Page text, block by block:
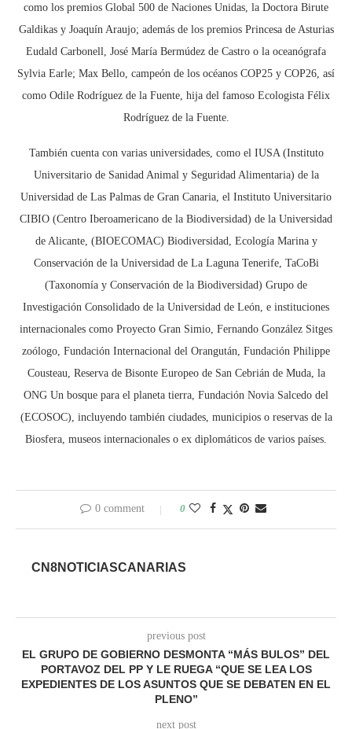
como los premios Global 500 de Naciones Unidas, la Doctora Birute
Galdikas y Joaquín Araujo; además de los premios Princesa de Asturias
Eudald Carbonell, José María Bermúdez de Castro o la oceanógrafa
Sylvia Earle; Max Bello, campeón de los océanos COP25 y COP26, así
como Odile Rodríguez de la Fuente, hija del famoso Ecologista Félix
Rodríguez de la Fuente.
También cuenta con varias universidades, como el IUSA (Instituto
Universitario de Sanidad Animal y Seguridad Alimentaria) de la
Universidad de Las Palmas de Gran Canaria, el Instituto Universitario
CIBIO (Centro Iberoamericano de la Biodiversidad) de la Universidad
de Alicante, (BIOECOMAC) Biodiversidad, Ecología Marina y
Conservación de la Universidad de La Laguna Tenerife, TaCoBi
(Taxonomía y Conservación de la Biodiversidad) Grupo de
Investigación Consolidado de la Universidad de León, e instituciones
internacionales como Proyecto Gran Simio, Fernando González Sitges
zoólogo, Fundación Internacional del Orangután, Fundación Philippe
Cousteau, Reserva de Bisonte Europeo de San Cebrián de Muda, la
ONG Un bosque para el planeta tierra, Fundación Novia Salcedo del
(ECOSOC), incluyendo también ciudades, municipios o reservas de la
Biosfera, museos internacionales o ex diplomáticos de varios países.
0 comment 0
CN8NOTICIASCANARIAS
previous post
EL GRUPO DE GOBIERNO DESMONTA “MÁS BULOS” DEL
PORTAVOZ DEL PP Y LE RUEGA “QUE SE LEA LOS
EXPEDIENTES DE LOS ASUNTOS QUE SE DEBATEN EN EL
PLENO”
next post